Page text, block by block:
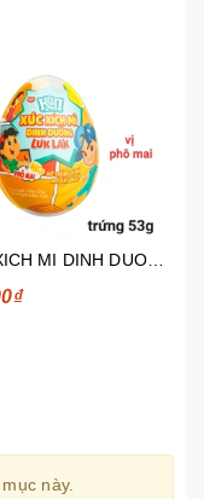
XUC XICH MI DINH DUONG PHO MAI HOANG KIM 53G
này.